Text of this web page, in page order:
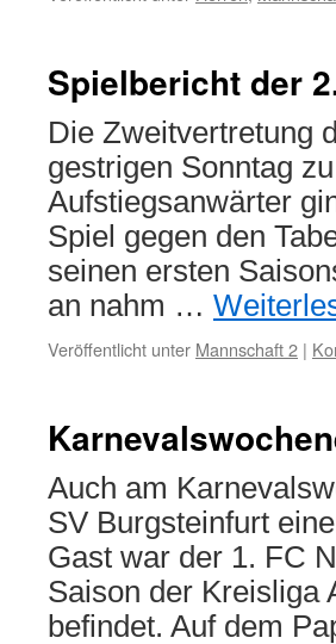
Spielbericht der
Die Zweitvertretung
gestrigen Sonntag
Aufstiegsanwärter
Spiel gegen den
seinen ersten
an nahm …
Veröffentlicht unter Mannschaft 2 |
Auch am
SV Burgsteinfurt
Gast war der 1. FC
Saison der Kreisliga
befindet. Auf dem